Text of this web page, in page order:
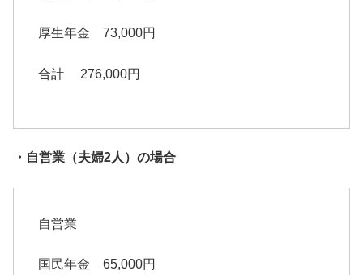
厚生年金 73,000円
合計 276,000円
・自営業（夫婦2人）の場合
自営業
国民年金 65,000円